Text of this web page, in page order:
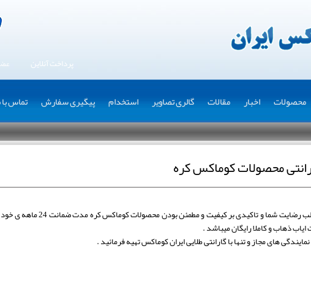
پرداخت آنلاین
محصولات اخبار مقالات گالری تصاویر استخدام پیگیری سفارش تماس با
محصولات کوماکس کره
های مجاز و تنها با گارانتی طلایی ایران کوماکس تهیه فرمائید .